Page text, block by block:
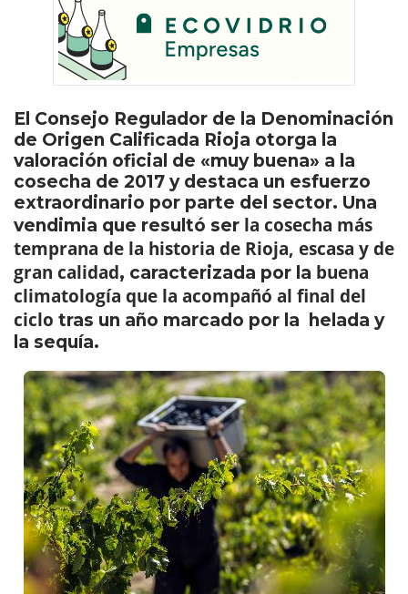
El Consejo Regulador de la Denominación
de Origen Calificada Rioja otorga la
valoración oficial de «muy buena» a la
cosecha de 2017 y destaca un esfuerzo
extraordinario por parte del sector. Una
vendimia que resultó ser la cosecha más
temprana de la historia de Rioja, escasa y de
gran calidad, caracterizada por la buena
climatología que la acompañó al final del
ciclo tras un año marcado por la helada y
la sequía.